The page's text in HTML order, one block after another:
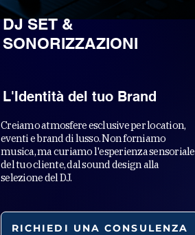
DJ SET &
SONORIZZAZIONI
L'Identità del tuo Brand
Creiamo atmosfere esclusive per location,
eventi e brand di lusso. Non forniamo
musica, ma curiamo l'esperienza sensoriale
del tuo cliente, dal sound design alla
selezione del DJ.
RICHIEDI UNA CONSULENZA